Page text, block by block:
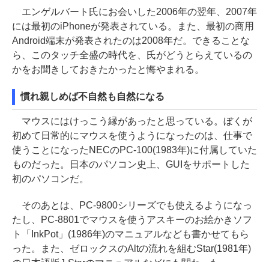
エンゲルバート氏にお会いした2006年の翌年、2007年
には最初のiPhoneが発表されている。また、最初の商用
Android端末が発表されたのは2008年だ。できることな
ら、このタッチ全盛の時代を、氏がどうとらえているの
かをお聞きしておきたかったと悔やまれる。
慣れ親しめば不自然も自然になる
マウスにはけっこう縁があったと思っている。ぼくが
初めて日常的にマウスを使うようになったのは、仕事で
使うことになったNECのPC-100(1983年)に付属していた
ものだった。日本のパソコン史上、GUIをサポートした
初のパソコンだ。
そのあとは、PC-9800シリーズでも使えるようになっ
たし、PC-8801でマウスを使うアスキーのお絵かきソフ
ト「InkPot」(1986年)のマニュアルなども書かせてもら
った。また、ゼロックスのAltの流れを組むStar(1981年)